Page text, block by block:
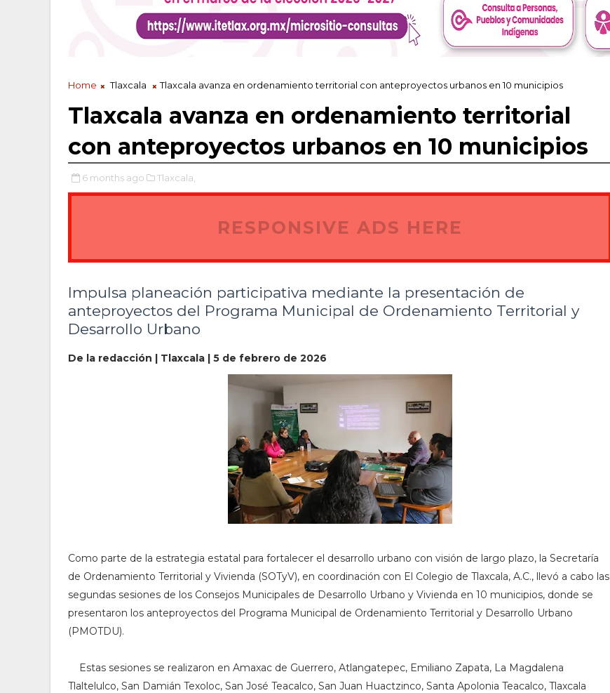
Home Tlaxcala Tlaxcala avanza en ordenamiento territorial con anteproyectos urbanos en 10 municipios
Tlaxcala avanza en ordenamiento territorial
con anteproyectos urbanos en 10 municipios
6 months ago Tlaxcala,
RESPONSIVE ADS HERE
Impulsa planeación participativa mediante la presentación de
anteproyectos del Programa Municipal de Ordenamiento Territorial y
Desarrollo Urbano
De la redacción | Tlaxcala | 5 de febrero de 2026
Como parte de la estrategia estatal para fortalecer el desarrollo urbano con visión de largo plazo, la Secretaría
de Ordenamiento Territorial y Vivienda (SOTyV), en coordinación con El Colegio de Tlaxcala, A.C., llevó a cabo las
segundas sesiones de los Consejos Municipales de Desarrollo Urbano y Vivienda en 10 municipios, donde se
presentaron los anteproyectos del Programa Municipal de Ordenamiento Territorial y Desarrollo Urbano
(PMOTDU).
Estas sesiones se realizaron en Amaxac de Guerrero, Atlangatepec, Emiliano Zapata, La Magdalena
Tlaltelulco, San Damián Texoloc, San José Teacalco, San Juan Huactzinco, Santa Apolonia Teacalco, Tlaxcala